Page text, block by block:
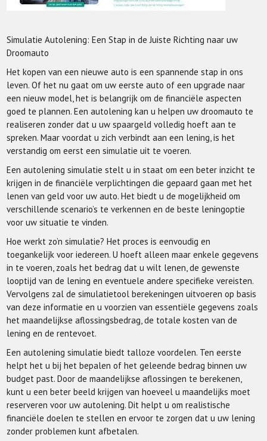
Simulatie Autolening: Een Stap in de Juiste Richting naar uw
Droomauto
Het kopen van een nieuwe auto is een spannende stap in ons
leven. Of het nu gaat om uw eerste auto of een upgrade naar
een nieuw model, het is belangrijk om de financiële aspecten
goed te plannen. Een autolening kan u helpen uw droomauto te
realiseren zonder dat u uw spaargeld volledig hoeft aan te
spreken. Maar voordat u zich verbindt aan een lening, is het
verstandig om eerst een simulatie uit te voeren.
Een autolening simulatie stelt u in staat om een beter inzicht te
krijgen in de financiële verplichtingen die gepaard gaan met het
lenen van geld voor uw auto. Het biedt u de mogelijkheid om
verschillende scenario’s te verkennen en de beste leningoptie
voor uw situatie te vinden.
Hoe werkt zo’n simulatie? Het proces is eenvoudig en
toegankelijk voor iedereen. U hoeft alleen maar enkele gegevens
in te voeren, zoals het bedrag dat u wilt lenen, de gewenste
looptijd van de lening en eventuele andere specifieke vereisten.
Vervolgens zal de simulatietool berekeningen uitvoeren op basis
van deze informatie en u voorzien van essentiële gegevens zoals
het maandelijkse aflossingsbedrag, de totale kosten van de
lening en de rentevoet.
Een autolening simulatie biedt talloze voordelen. Ten eerste
helpt het u bij het bepalen of het geleende bedrag binnen uw
budget past. Door de maandelijkse aflossingen te berekenen,
kunt u een beter beeld krijgen van hoeveel u maandelijks moet
reserveren voor uw autolening. Dit helpt u om realistische
financiële doelen te stellen en ervoor te zorgen dat u uw lening
zonder problemen kunt afbetalen.